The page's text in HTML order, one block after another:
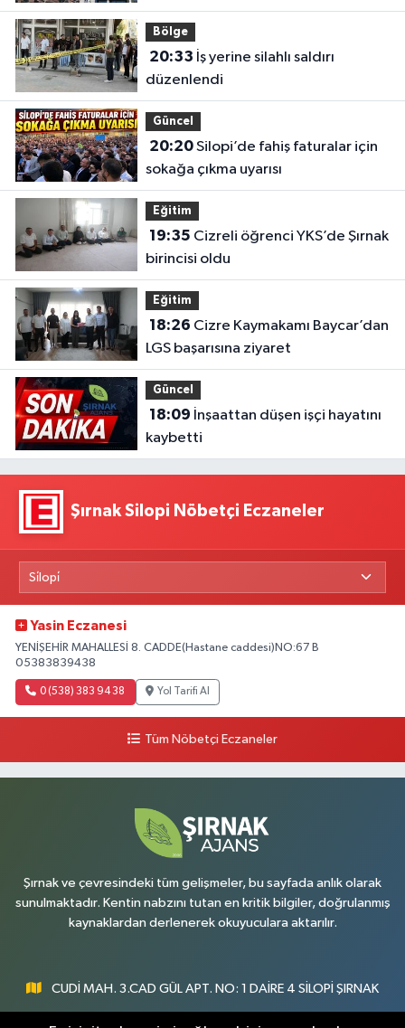
Bölge
20:33
düzenlendi
Güncel
20:20Silopi’de fahiş faturalar için
sokağa çıkma uyarısı
Eğitim
19:35
birincisi oldu
Eğitim
18:26
LGS başarısına ziyaret
Güncel
18:09
kaybetti
Şırnak Silopi Nöbetçi Eczaneler
Yasin Eczanesi
YENİŞEHİR MAHALLESİ 8. CADDE(Hastane caddesi)NO:67 B
05383839438
0 (538) 383 94 38 Yol Tarifi Al
Tüm Nöbetçi Eczaneler
Şırnak ve çevresindeki tüm gelişmeler, bu sayfada anlık olarak
sunulmaktadır. Kentin nabzını tutan en kritik bilgiler, doğrulanmış
kaynaklardan derlenerek okuyuculara aktarılır.
CUDİ MAH. 3.CAD GÜL APT. NO: 1 DAİRE 4 SİLOPİ ŞIRNAK
0547 300 73 73